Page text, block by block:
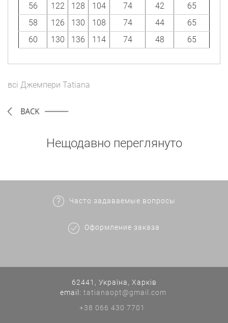
56
122 128 104 74 42
65
58
126 130 108 74 44
65
60
130 136 114 74 48 65
всі Джемпери Tatiana
Нещодавно переглянуто
Часто задаваемые вопросы
Оформление заказа
62441, Україна, Харків
еmail: tatianaopt@gmail.com
+38 066 430 7701